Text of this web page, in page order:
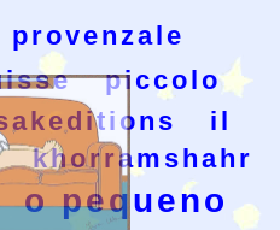
provenzale
piccolo
il
khorramshahr
o pequeno